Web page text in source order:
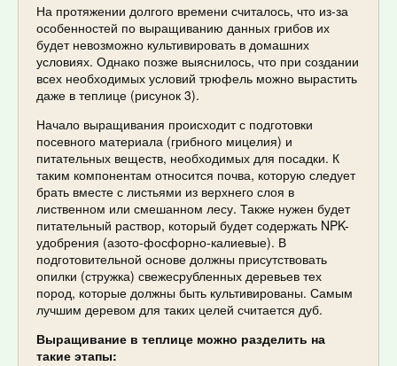
На протяжении долгого времени считалось, что из-за
особенностей по выращиванию данных грибов их
будет невозможно культивировать в домашних
условиях. Однако позже выяснилось, что при создании
всех необходимых условий трюфель можно вырастить
даже в теплице (рисунок 3).
Начало выращивания происходит с подготовки
посевного материала (грибного мицелия) и
питательных веществ, необходимых для посадки. К
таким компонентам относится почва, которую следует
брать вместе с листьями из верхнего слоя в
лиственном или смешанном лесу. Также нужен будет
питательный раствор, который будет содержать NPK-
удобрения (азото-фосфорно-калиевые). В
подготовительной основе должны присутствовать
опилки (стружка) свежесрубленных деревьев тех
пород, которые должны быть культивированы. Самым
лучшим деревом для таких целей считается дуб.
Выращивание в теплице можно разделить на
такие этапы: